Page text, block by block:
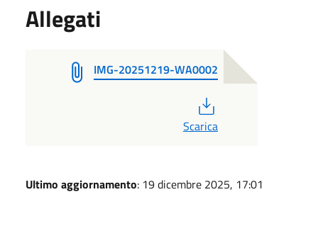
Allegati
IMG-20251219-WA0002
Scarica
Ultimo aggiornamento: 19 dicembre 2025, 17:01